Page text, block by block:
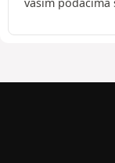
vašim podacima